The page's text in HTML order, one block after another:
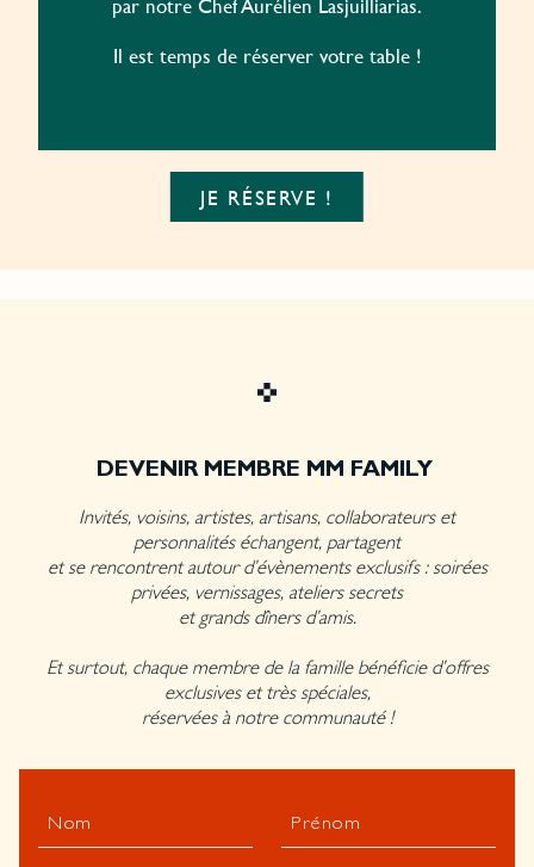
Il est temps de réserver votre table !
JE RÉSERVE !
DEVENIR MEMBRE MM FAMILY
Invités, voisins, artistes, artisans, collaborateurs et
personnalités échangent, partagent
et se rencontrent autour d’évènements exclusifs : soirées
privées, vernissages, ateliers secrets
et grands dîners d’amis.
Et surtout, chaque membre de la famille bénéficie d’offres
exclusives et très spéciales,
réservées à notre communauté !
Nom Prénom